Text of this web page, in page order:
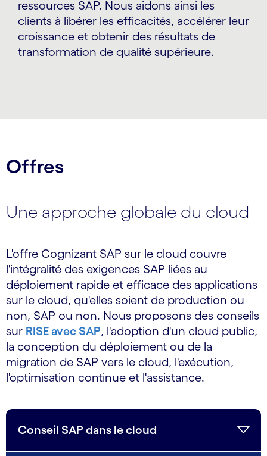
ressources SAP. Nous aidons ainsi les
clients à libérer les efficacités, accélérer leur
croissance et obtenir des résultats de
transformation de qualité supérieure.
Offres
Une approche globale du cloud
L'offre Cognizant SAP sur le cloud couvre
l'intégralité des exigences SAP liées au
déploiement rapide et efficace des applications
sur le cloud, qu'elles soient de production ou
non, SAP ou non. Nous proposons des conseils
sur RISE avec SAP, l'adoption d'un cloud public,
la conception du déploiement ou de la
migration de SAP vers le cloud, l'exécution,
l'optimisation continue et l'assistance.
Conseil SAP dans le cloud